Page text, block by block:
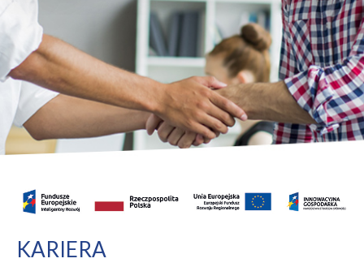
KARIERA